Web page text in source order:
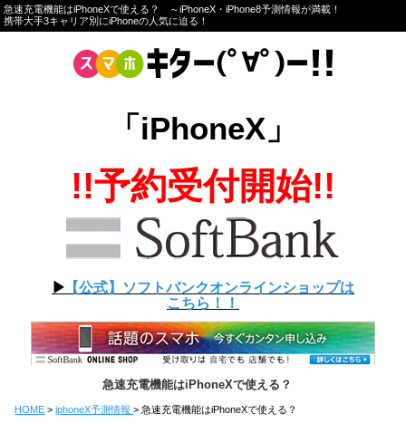
急速充電機能はiPhoneXで使える？ ～iPhoneX・iPhone8予測情報が満載！
携帯大手3キャリア別にiPhoneの人気に迫る！
「iPhoneX」
!!予約受付開始!!
▶︎ 【公式】ソフトバンクオンラインショップは
こちら！！
急速充電機能はiPhoneXで使える？
HOME iphoneX予測情報 急速充電機能はiPhoneXで使える？